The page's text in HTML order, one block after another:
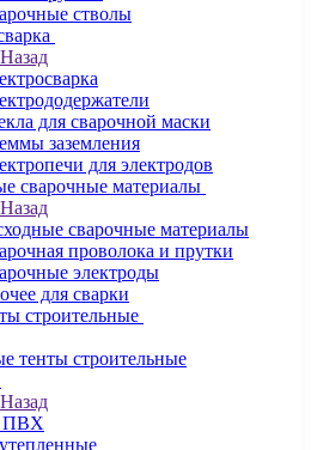
стволы
Назад
для сварочной маски
заземления
для электродов
сварочные материалы
Назад
сварочные материалы
проволока и прутки
электроды
для сварки
строительные
тенты строительные
Назад
ПВХ